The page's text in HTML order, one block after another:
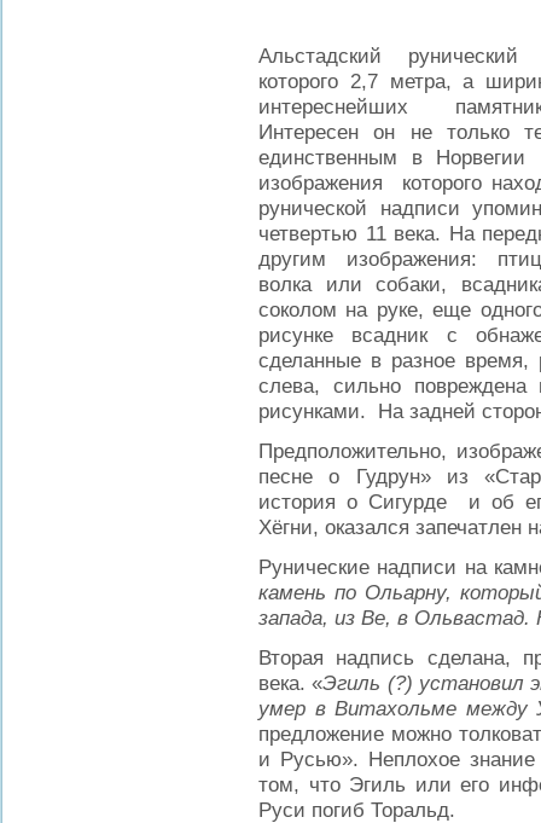
Альстадский
которого 2,7 метра, а
интереснейших
Интересен он не только
единственным в Норвегии
изображения которого
рунической надписи
четвертью 11 века. На
другим изображения:
волка или собаки,
соколом на руке, еще
рисунке всадник с
сделанные в разное время,
слева, сильно
рисунками. На задней
Предположительно,
песне о Гудрун» из
история о Сигурде и об
Хёгни, оказался запечатлен
Рунические надписи на
камень по Ольарну,
запада, из Ве, в
Вторая надпись сделана,
века. «Эгиль (?) установил
умер в Витахольме между
предложение можно
и Русью». Неплохое
том, что Эгиль или его
Руси погиб Торальд.